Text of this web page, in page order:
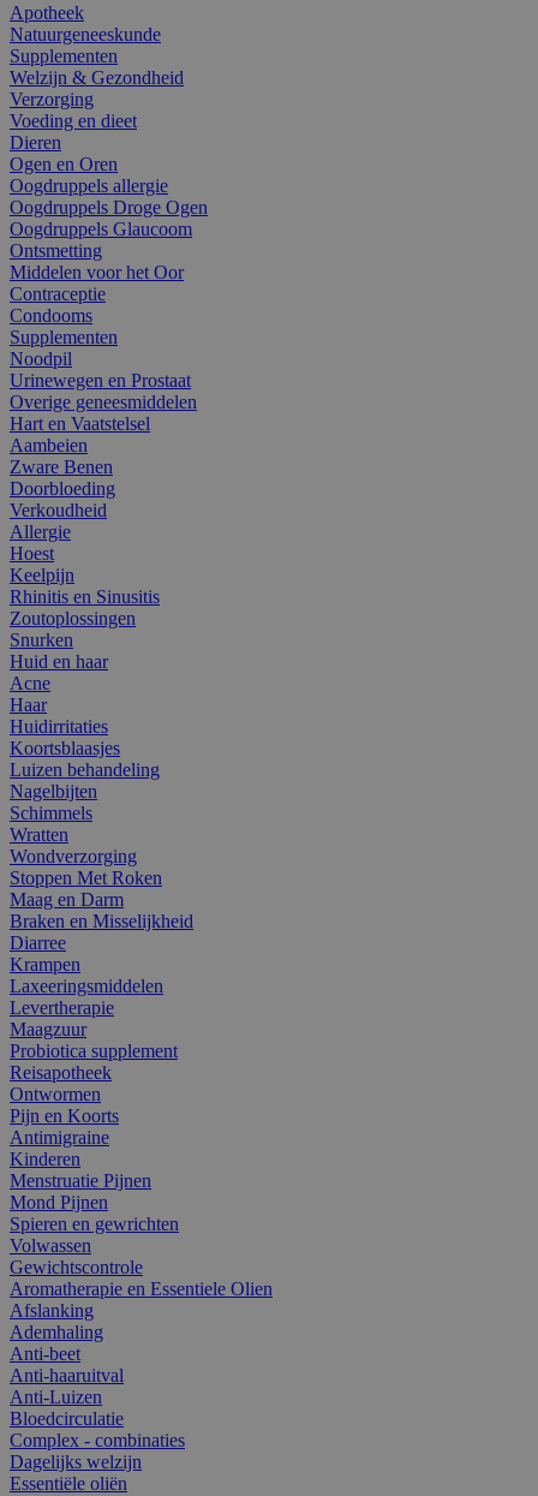
Apotheek
Natuurgeneeskunde
Supplementen
Welzijn & Gezondheid
Verzorging
Voeding en dieet
Dieren
Ogen en Oren
Oogdruppels allergie
Oogdruppels Droge Ogen
Oogdruppels Glaucoom
Ontsmetting
Middelen voor het Oor
Contraceptie
Condooms
Supplementen
Noodpil
Urinewegen en Prostaat
Overige geneesmiddelen
Hart en Vaatstelsel
Aambeien
Zware Benen
Doorbloeding
Verkoudheid
Allergie
Hoest
Keelpijn
Rhinitis en Sinusitis
Zoutoplossingen
Snurken
Huid en haar
Acne
Haar
Huidirritaties
Koortsblaasjes
Luizen behandeling
Nagelbijten
Schimmels
Wratten
Wondverzorging
Stoppen Met Roken
Maag en Darm
Braken en Misselijkheid
Diarree
Krampen
Laxeeringsmiddelen
Levertherapie
Maagzuur
Probiotica supplement
Reisapotheek
Ontwormen
Pijn en Koorts
Antimigraine
Kinderen
Menstruatie Pijnen
Mond Pijnen
Spieren en gewrichten
Volwassen
Gewichtscontrole
Aromatherapie en Essentiele Olien
Afslanking
Ademhaling
Anti-beet
Anti-haaruitval
Anti-Luizen
Bloedcirculatie
Complex - combinaties
Dagelijks welzijn
Essentiële oliën